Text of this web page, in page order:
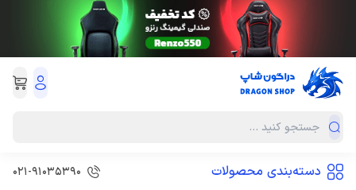
دسته‌بندی محصولات 021-91035390